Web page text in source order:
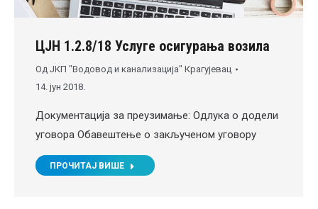
ЦЈН 1.2.8/18 Услуге осигурања возила
Од ЈКП "Водовод и канализација" Крагујевац
14. јун 2018.
Документација за преузимање: Одлука о додели
уговора Обавештeње о закљученом уговору
ПРОЧИТАЈ ВИШЕ